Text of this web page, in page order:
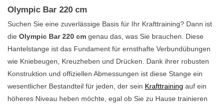
Olympic Bar 220 cm
Suchen Sie eine zuverlässige Basis für Ihr Krafttraining? Dann ist
die Olympic Bar 220 cm genau das, was Sie brauchen. Diese
Hantelstange ist das Fundament für ernsthafte Verbundübungen
wie Kniebeugen, Kreuzheben und Drücken. Dank ihrer robusten
Konstruktion und offiziellen Abmessungen ist diese Stange ein
wesentlicher Bestandteil für jeden, der sein Krafttraining auf ein
höheres Niveau heben möchte, egal ob Sie zu Hause trainieren